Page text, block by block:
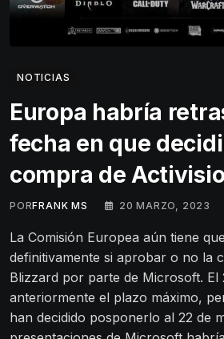
NOTICIAS
Europa habría
fecha en que
compra de
PORFRANK MS 20 MARZO, 2023
La Comisión Europea aún tiene
definitivamente si aprobar o no la
Blizzard por parte de Microsoft. El
anteriormente el plazo máximo,
han decidido posponerlo al 22 de